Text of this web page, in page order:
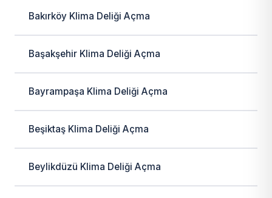
Bakırköy Klima Deliği Açma
Başakşehir Klima Deliği Açma
Bayrampaşa Klima Deliği Açma
Beşiktaş Klima Deliği Açma
Beylikdüzü Klima Deliği Açma